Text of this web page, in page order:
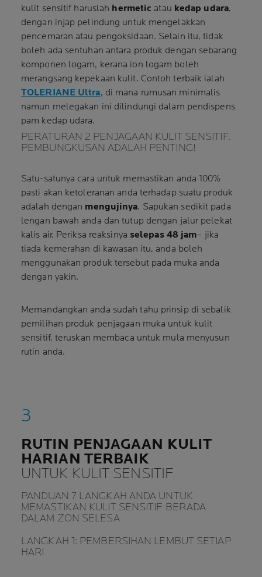
kulit sensitif haruslah hermetic atau kedap udara,
dengan injap pelindung untuk mengelakkan
pencemaran atau pengoksidaan. Selain itu, tidak
boleh ada sentuhan antara produk dengan sebarang
komponen logam, kerana ion logam boleh
merangsang kepekaan kulit. Contoh terbaik ialah
TOLERIANE Ultra, di mana rumusan minimalis
namun melegakan ini dilindungi dalam pendispens
pam kedap udara.
PERATURAN 2 PENJAGAAN KULIT SENSITIF.
PEMBUNGKUSAN ADALAH PENTING!
Satu-satunya cara untuk memastikan anda 100%
pasti akan ketoleranan anda terhadap suatu produk
adalah dengan mengujinya. Sapukan sedikit pada
lengan bawah anda dan tutup dengan jalur pelekat
kalis air. Periksa reaksinya selepas 48 jam– jika
tiada kemerahan di kawasan itu, anda boleh
menggunakan produk tersebut pada muka anda
dengan yakin.
Memandangkan anda sudah tahu prinsip di sebalik
pemilihan produk penjagaan muka untuk kulit
sensitif, teruskan membaca untuk mula menyusun
rutin anda.
RUTIN PENJAGAAN KULIT
HARIAN TERBAIK
UNTUK KULIT SENSITIF
PANDUAN 7 LANGKAH ANDA UNTUK
MEMASTIKAN KULIT SENSITIF BERADA
DALAM ZON SELESA
LANGKAH 1: PEMBERSIHAN LEMBUT SETIAP
HARI